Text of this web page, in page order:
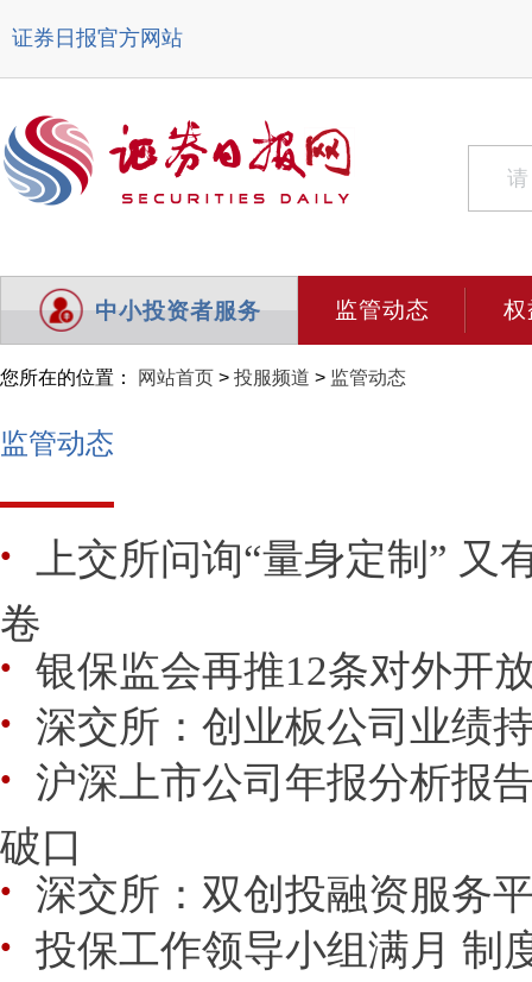
证券日报官方网站
中小投资者服务 监管动态 权
您所在的位置： 网站首页 > 投服频道 > 监管动态
监管动态
● 上交所问询“量身定制” 又
卷
● 银保监会再推12条对外开
● 深交所：创业板公司业绩
● 沪深上市公司年报分析报
破口
● 深交所：双创投融资服务
● 投保工作领导小组满月 制